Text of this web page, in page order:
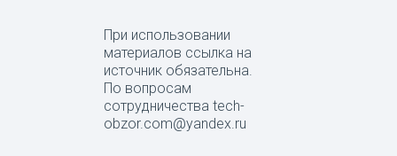
При использовании
материалов ссылка на
источник обязательна.
По вопросам
сотрудничества tech-
obzor.com@yandex.ru